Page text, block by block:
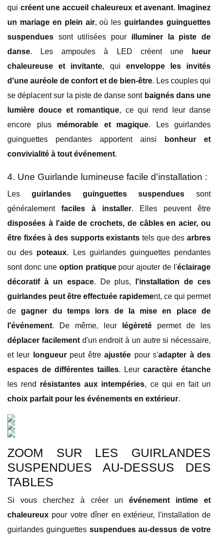
qui créent une accueil chaleureux et avenant. Imaginez
un mariage en plein air, où lesguirlandes guinguettes
suspendues sont utilisées pour illuminer la piste de
danse. Les ampoules à LED créent unelueur
chaleureuse et invitante, qui enveloppe les invités
d'une auréole de confort et de bien-être. Les couples qui
se déplacent sur la piste de danse sont baignés dans une
lumière douce et romantique, ce qui rend leur danse
encore plus mémorable et magique. Les guirlandes
guinguettes pendantes apportent ainsi
bonheur et
convivialité à tout événement.
4. Une Guirlande lumineuse facile d'installation :
Les guirlandes guinguettes suspendues sont
généralementfaciles à installer. Elles peuvent être
disposées à l'aide de crochets, de câbles en acier, ou
être fixées à des supports existants tels que desarbres
ou des poteaux. Les guirlandes guinguettes pendantes
sont donc une option pratiquepour ajouter de l'éclairage
décoratif à un espace. De plus,
l'installation de ces
guirlandes peut être effectuée rapidement, ce qui permet
degagner du temps lors de la mise en place de
l'événement. De même, leur légèreté permet de les
déplacer facilementd'un endroit à un autre si nécessaire,
et leur
longueurpeut êtreajustée pour s'adapter à des
espaces de différentes tailles. Leur caractère étanche
les rend résistantes aux intempéries, ce qui en fait un
choix parfait pour les événements en extérieur.
ZOOM SUR LES GUIRLANDES
SUSPENDUES AU-DESSUS DES
TABLES
Si vous cherchez à créer un événement intime et
chaleureux pour votre dîner en extérieur, l'installation de
guirlandes guinguettes suspendues au-dessus de votre